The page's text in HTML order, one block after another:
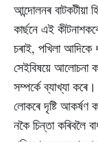
আন্দোলনৰ বাটকটীয়া
কাৰ্ছনে এই
চৰাই, পখিলা আদিকে
সেইবিষয়ে আলোচনা
সম্পৰ্কে ব্যাখ্যা
লোকৰে দৃষ্টি
নকৈ চিন্তা কৰিবলৈ